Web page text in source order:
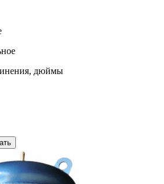
дюймы